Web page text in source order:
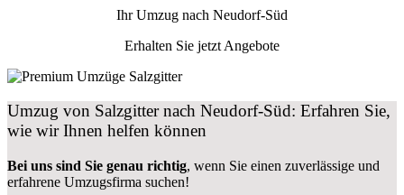
Ihr Umzug nach Neudorf-Süd
Erhalten Sie jetzt Angebote
Umzug von Salzgitter nach Neudorf-Süd: Erfahren Sie,
wie wir Ihnen helfen können
Bei uns sind Sie genau richtig, wenn Sie einen zuverlässige und
erfahrene Umzugsfirma suchen!